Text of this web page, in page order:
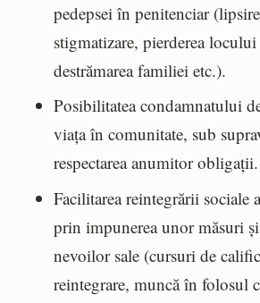
pedepsei în penitenciar
stigmatizare, pierderea
destrămarea familiei etc.).
Posibilitatea condamnatului
viața în comunitate, sub
respectarea anumitor obligații.
Facilitarea reintegrării sociale
prin impunerea unor măsuri
nevoilor sale (cursuri de
reintegrare, muncă în folosul